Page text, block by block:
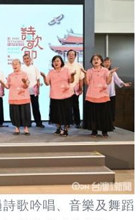
歌吟唱、音樂及舞蹈